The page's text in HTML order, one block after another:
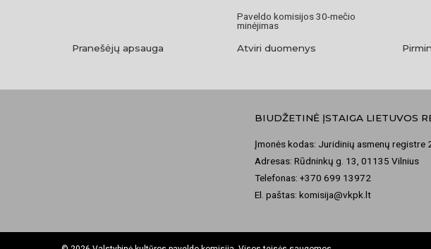
Paveldo komisijos 30-mečio
minėjimas
Pranešėjų apsauga Atviri duomenys
BIUDŽETINĖ ĮSTAIGA LIETUVOS
Įmonės kodas: Juridinių asmenų registre
Adresas: Rūdninkų g. 13, 01135 Vilnius
Telefonas: +370 699 13972
El. paštas: komisija@vkpk.lt